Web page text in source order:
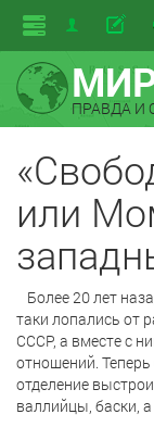
ПРАВДА И
или
Более 20 лет
таки лопались от
СССР, а вместе с
отношений.
отделение
валлийцы, баски,